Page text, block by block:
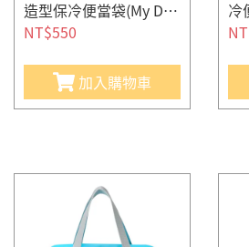
造型保冷便當袋(My Dec
o Bag)
NT$550
加入購物車
冷